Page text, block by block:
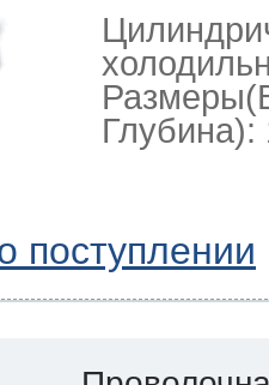
Глубина):
поступлении